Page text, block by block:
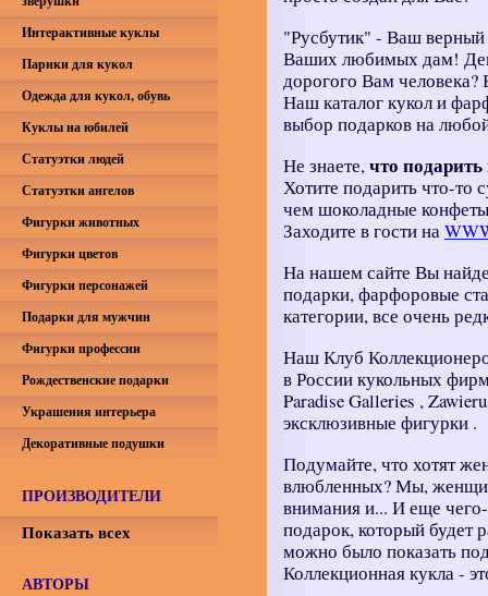
"Русбутик" - Ваш
Ваших любимых дам!
дорогого Вам
Наш каталог кукол и
выбор подарков на
Не знаете,что
Хотите подарить что-то
чем шоколадные
Заходите в гости на
На нашем сайте Вы
подарки, фарфоровые
категории, все очень
Наш Клуб
в России кукольных
Paradise Galleries ,
эксклюзивные фигурки .
Подумайте, что хотят
влюбленных? Мы,
внимания и... И еще
подарок, который будет
можно было показать
Коллекционная кукла -
Интерактивные куклы
Парики для кукол
Одежда для кукол, обувь
Куклы на юбилей
Статуэтки людей
Статуэтки ангелов
Фигурки животных
Фигурки цветов
Фигурки персонажей
Подарки для мужчин
Фигурки профессии
Рождественские подарки
Украшения интерьера
Декоративные подушки
ПРОИЗВОДИТЕЛИ
Показать всех
АВТОРЫ